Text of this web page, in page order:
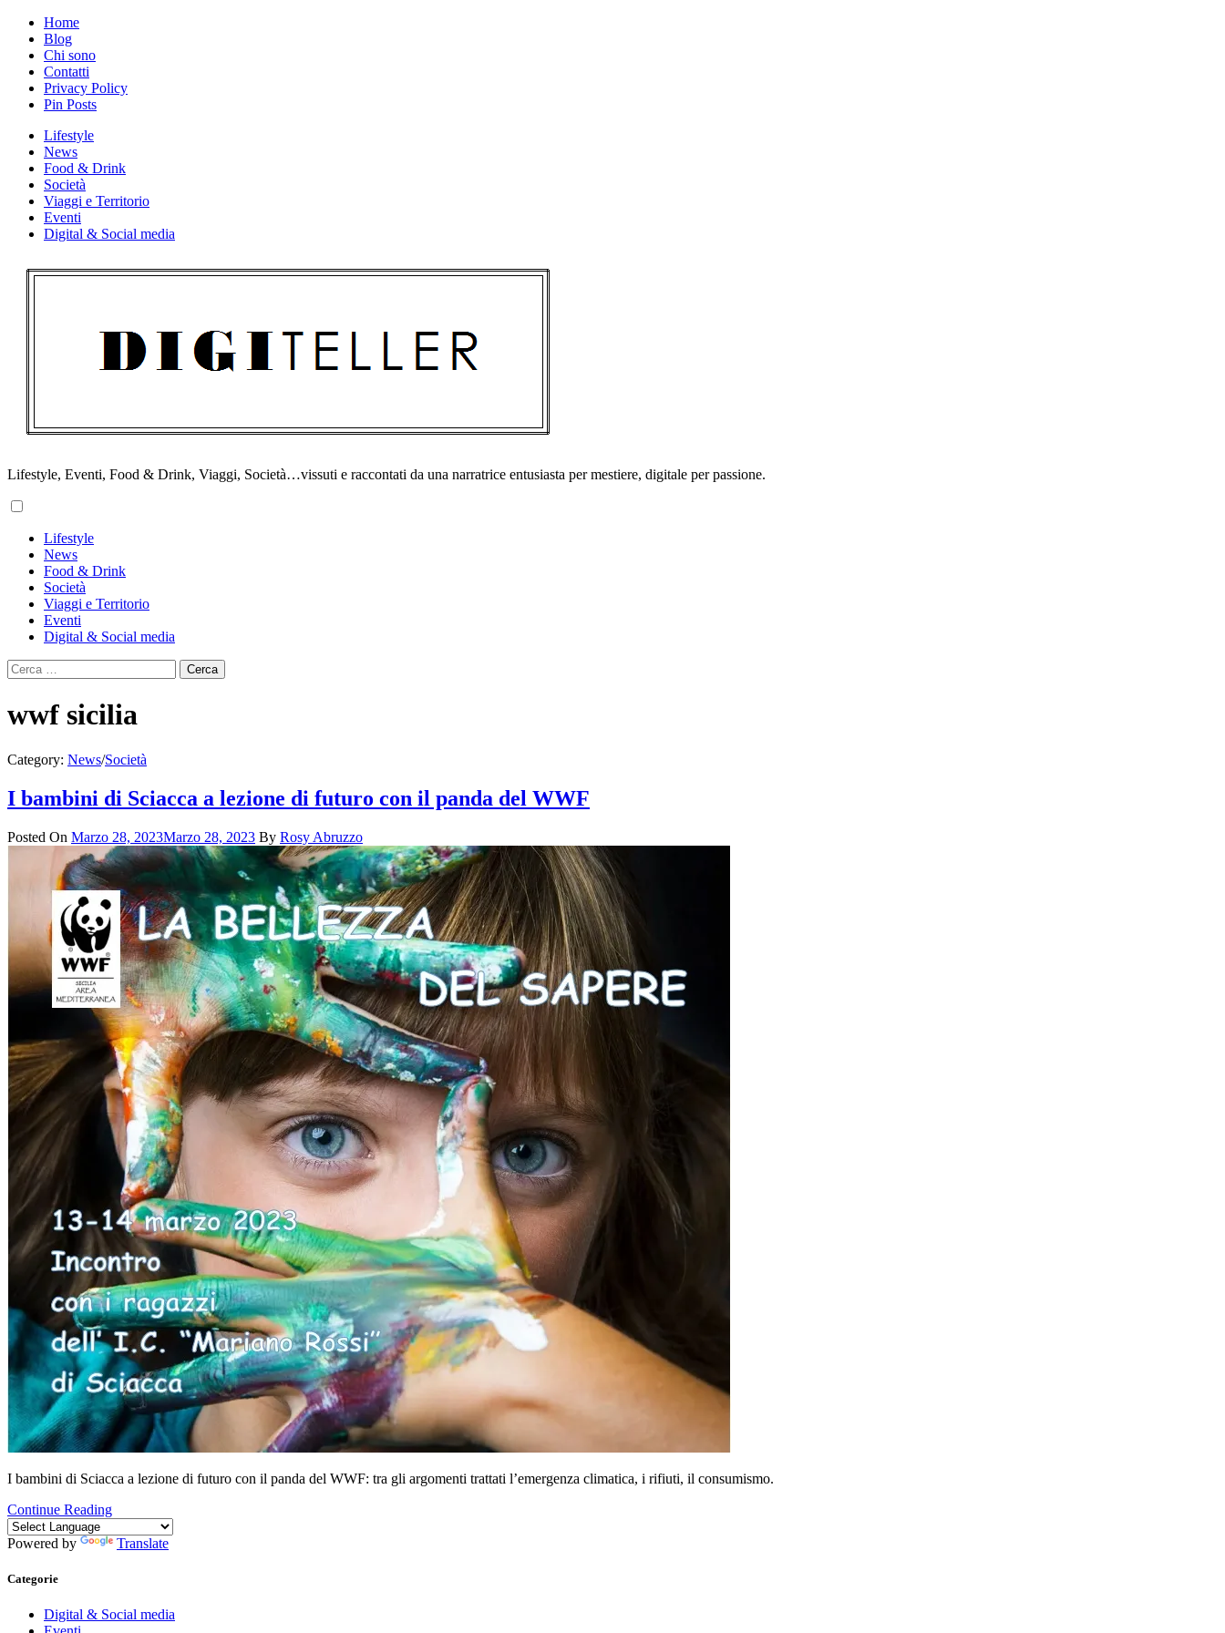
Skip
content
Home
Blog
Chi sono
Contatti
Privacy Policy
Pin Posts
Lifestyle
News
Food & Drink
Società
Viaggi e Territorio
Eventi
Digital & Social media
Lifestyle, Eventi, Food & Drink, Viaggi, Società…vissuti e raccontati da una narratrice entusiasta per mestiere, digitale per passione.
Menu
Lifestyle
News
Food & Drink
Società
Viaggi e Territorio
Eventi
Digital & Social media
Ricerca
per:
wwf sicilia
Category: News/Società
I bambini di Sciacca a lezione di futuro con il panda del WWF
Posted On Marzo 28, 2023Marzo 28, 2023 By Rosy Abruzzo
I bambini di Sciacca a lezione di futuro con il panda del WWF: tra gli argomenti trattati l’emergenza climatica, i rifiuti, il consumismo.
Continue Reading
Powered by Translate
Categorie
Digital & Social media